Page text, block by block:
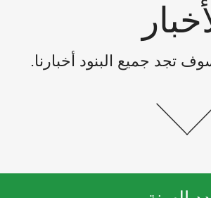
تجد جميع البنود أخبارنا.